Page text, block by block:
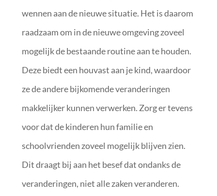
wennen aan de nieuwe situatie. Het is daarom
raadzaam om in de nieuwe omgeving zoveel
mogelijk de bestaande routine aan te houden.
Deze biedt een houvast aan je kind, waardoor
ze de andere bijkomende veranderingen
makkelijker kunnen verwerken. Zorg er tevens
voor dat de kinderen hun familie en
schoolvrienden zoveel mogelijk blijven zien.
Dit draagt bij aan het besef dat ondanks de
veranderingen, niet alle zaken veranderen.